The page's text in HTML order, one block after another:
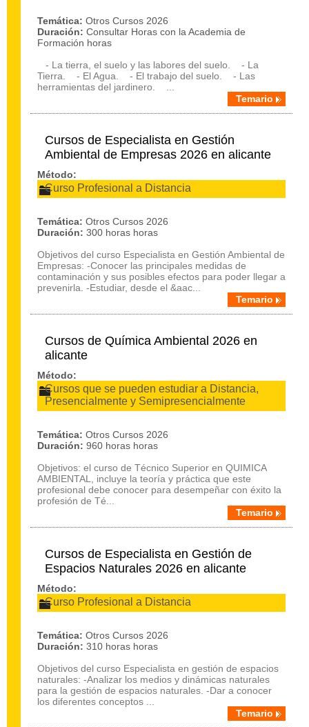
Temática: Otros Cursos 2026
Duración: Consultar Horas con la Academia de
Formación horas
- La tierra, el suelo y las labores del suelo. - La
Tierra. - El Agua. - El trabajo del suelo. - Las
herramientas del jardinero. ...
Temario
Cursos de Especialista en Gestión
Ambiental de Empresas 2026 en alicante
Método:
Curso Profesional a Distancia
Temática: Otros Cursos 2026
Duración: 300 horas horas
Objetivos del curso Especialista en Gestión Ambiental de
Empresas: -Conocer las principales medidas de
contaminación y sus posibles efectos para poder llegar a
prevenirla. -Estudiar, desde el &aac...
Temario
Cursos de Química Ambiental 2026 en
alicante
Método:
Cursos que se pueden estudiar a Distancia,
Presencialmente y Semipresencialmente
Temática: Otros Cursos 2026
Duración: 960 horas horas
Objetivos: el curso de Técnico Superior en QUIMICA
AMBIENTAL, incluye la teoría y práctica que este
profesional debe conocer para desempeñar con éxito la
profesión de Té...
Temario
Cursos de Especialista en Gestión de
Espacios Naturales 2026 en alicante
Método:
Curso Profesional a Distancia
Temática: Otros Cursos 2026
Duración: 310 horas horas
Objetivos del curso Especialista en gestión de espacios
naturales: -Analizar los medios y dinámicas naturales
para la gestión de espacios naturales. -Dar a conocer
los diferentes conceptos ...
Temario